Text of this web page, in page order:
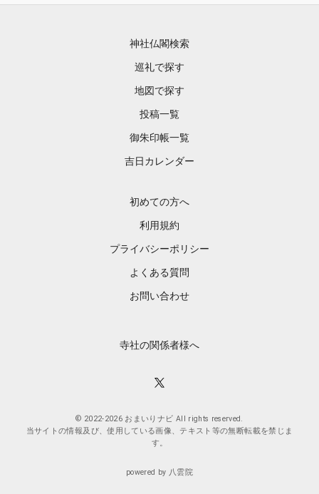
神社仏閣検索
巡礼で探す
地図で探す
投稿一覧
御朱印帳一覧
吉日カレンダー
初めての方へ
利用規約
プライバシーポリシー
よくある質問
お問い合わせ
寺社の関係者様へ
© 2022-2026 おまいりナビ All rights reserved.
当サイトの情報及び、使用している画像、テキスト等の無断転載を禁じま
す。
powered by 八雲院